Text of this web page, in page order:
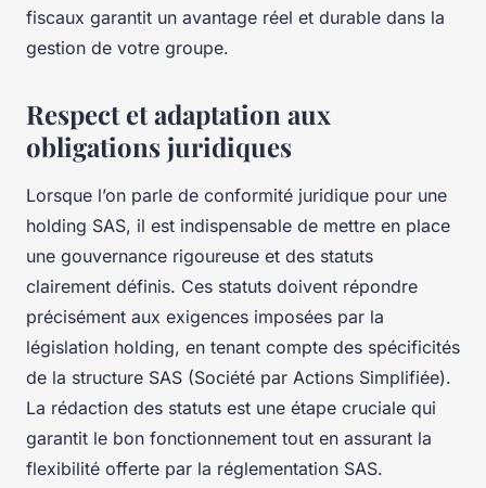
fiscaux garantit un avantage réel et durable dans la
gestion de votre groupe.
Respect et adaptation aux
obligations juridiques
Lorsque l’on parle de conformité juridique pour une
holding SAS, il est indispensable de mettre en place
une gouvernance rigoureuse et des statuts
clairement définis. Ces statuts doivent répondre
précisément aux exigences imposées par la
législation holding, en tenant compte des spécificités
de la structure SAS (Société par Actions Simplifiée).
La rédaction des statuts est une étape cruciale qui
garantit le bon fonctionnement tout en assurant la
flexibilité offerte par la réglementation SAS.